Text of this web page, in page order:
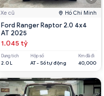
Xe cũ Hồ Chí Minh
Ford Ranger Raptor 2.0 4x4
AT 2025
1.045 tỷ
Dung tích
2.0 L
Hộp số
AT - Số tự động
Km đã đi
40,000